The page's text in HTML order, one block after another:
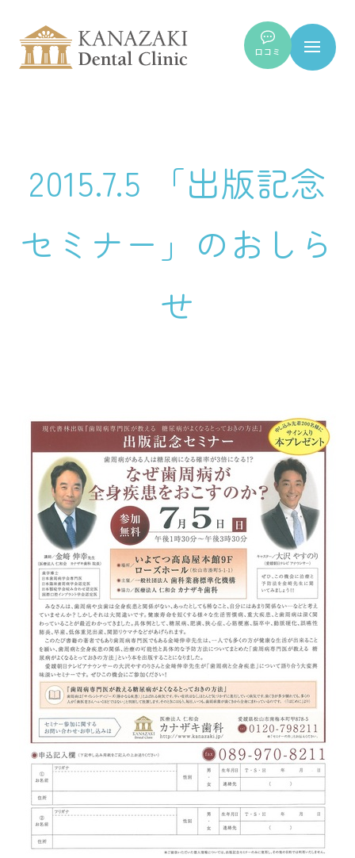
口コミ
2015.7.5 「出版記念
セミナー」のおしら
せ